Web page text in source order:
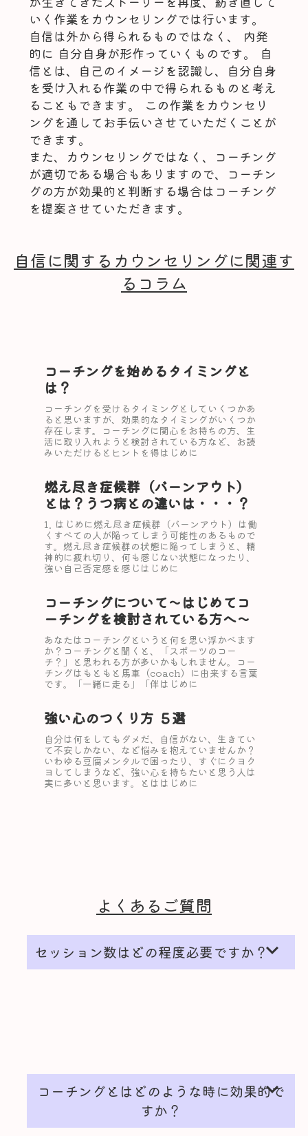
いく作業をカウンセリングでは行います。
自信は外から得られるものではなく、 内発
的に 自分自身が形作っていくものです。 自
信とは、自己のイメージを認識し、自分自身
を受け入れる作業の中で得られるものと考え
ることもできます。 この作業をカウンセリ
ングを通してお手伝いさせていただくことが
できます。
また、カウンセリングではなく、コーチング
が適切である場合もありますので、コーチン
グの方が効果的と判断する場合はコーチング
を提案させていただきます。
自信に関するカウンセリングに関連す
るコラム
コーチングを始めるタイミングと
は？
コーチングを受けるタイミングとしていくつかあ
ると思いますが、効果的なタイミングがいくつか
存在します。コーチングに関心をお持ちの方、生
活に取り入れようと検討されている方など、お読
みいただけるとヒントを得はじめに
燃え尽き症候群（バーンアウト）
とは？うつ病との違いは・・・？
1. はじめに燃え尽き症候群（バーンアウト）は働
くすべての人が陥ってしまう可能性のあるもので
す。燃え尽き症候群の状態に陥ってしまうと、精
神的に疲れ切り、何も感じない状態になったり、
強い自己否定感を感じはじめに
コーチングについて〜はじめてコ
ーチングを検討されている方へ〜
あなたはコーチングというと何を思い浮かべます
か？コーチングと聞くと、「スポーツのコー
チ？」と思われる方が多いかもしれません。コー
チングはもともと馬車（coach）に由来する言葉
です。「一緒に走る」「伴はじめに
強い心のつくり方 ５選
自分は何をしてもダメだ、自信がない、生きてい
て不安しかない、など悩みを抱えていませんか？
いわゆる豆腐メンタルで困ったり、すぐにクヨク
ヨしてしまうなど、強い心を持ちたいと思う人は
実に多いと思います。とははじめに
よくあるご質問
セッション数はどの程度必要ですか？expand_more
コーチングとはどのような時に効果的で
すか？
expand_more